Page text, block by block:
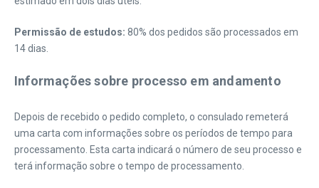
Permissão de estudos: 80% dos pedidos são processados em
14 dias.
Informações sobre processo em andamento
Depois de recebido o pedido completo, o consulado remeterá
uma carta com informações sobre os períodos de tempo para
processamento. Esta carta indicará o número de seu processo e
terá informação sobre o tempo de processamento.